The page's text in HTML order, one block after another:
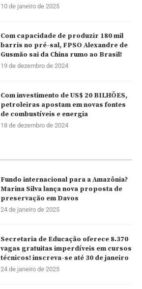
10 de janeiro de 2025
Com capacidade de produzir 180 mil
barris no pré-sal, FPSO Alexandre de
Gusmão sai da China rumo ao Brasil!
19 de dezembro de 2024
Com investimento de US$ 20 BILHÕES,
petroleiras apostam em novas fontes
de combustíveis e energia
18 de dezembro de 2024
Fundo internacional para a Amazônia?
Marina Silva lança nova proposta de
preservação em Davos
24 de janeiro de 2025
Secretaria de Educação oferece 8.370
vagas gratuitas imperdíveis em cursos
técnicos! inscreva-se até 30 de janeiro
24 de janeiro de 2025